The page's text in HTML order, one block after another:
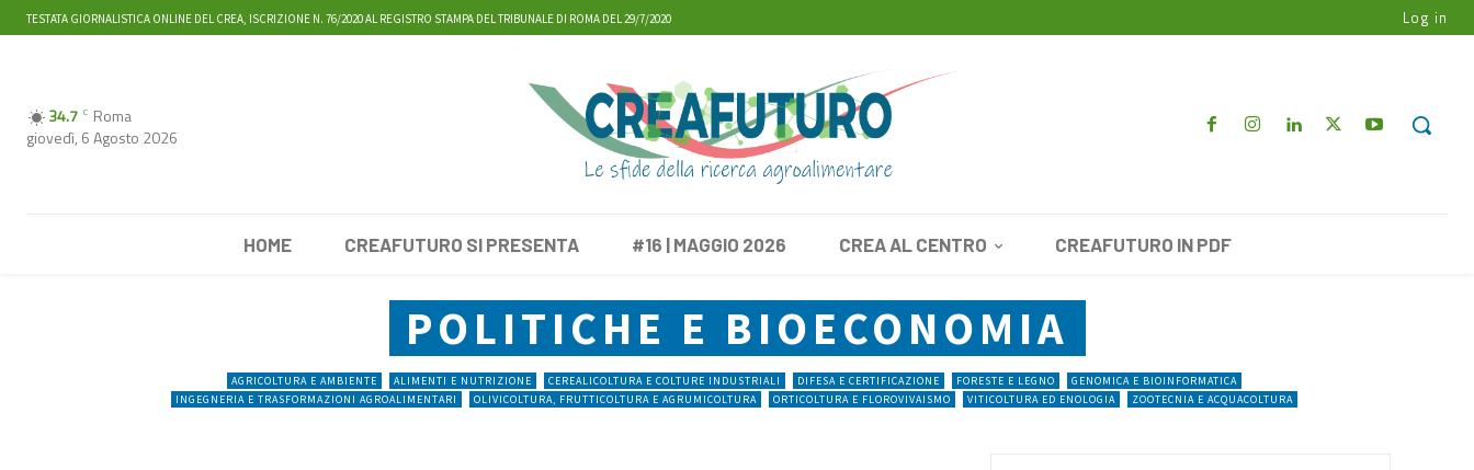
TESTATA GIORNALISTICA ONLINE DEL CREA, ISCRIZIONE N. 76/2020 AL REGISTRO STAMPA DEL TRIBUNALE DI ROMA DEL 29/7/2020 Log in
34.7 C Roma
giovedì, 6 Agosto 2026
HOME CREAFUTURO SI PRESENTA #16 | MAGGIO 2026 CREA AL CENTRO CREAFUTURO IN PDF
POLITICHE E BIOECONOMIA
AGRICOLTURA E AMBIENTE ALIMENTI E NUTRIZIONE CEREALICOLTURA E COLTURE INDUSTRIALI DIFESA E CERTIFICAZIONE FORESTE E LEGNO
GENOMICA E BIOINFORMATICA
INGEGNERIA E TRASFORMAZIONI AGROALIMENTARI
OLIVICOLTURA, FRUTTICOLTURA E AGRUMICOLTURA ORTICOLTURA E FLOROVIVAISMO VITICOLTURA ED ENOLOGIA ZOOTECNIA E ACQUACOLTURA